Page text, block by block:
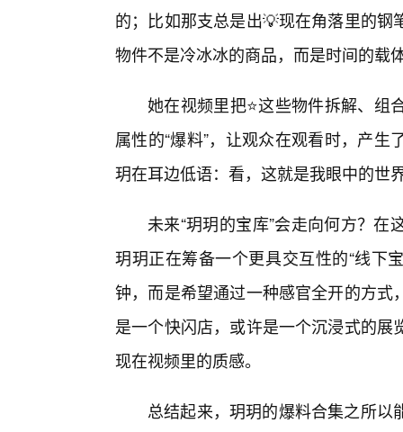
的；比如那支总是出💡现在角落里的
物件不是冷冰冰的商品，而是时间的载
她在视频里把⭐这些物件拆解、组
属性的“爆料”，让观众在观看时，产
玥在耳边低语：看，这就是我眼中的世
未来“玥玥的宝库”会走向何方？
玥玥正在筹备一个更具交互性的“线下
钟，而是希望通过一种感官全开的方
是一个快闪店，或许是一个沉浸式的
现在视频里的质感。
总结起来，玥玥的爆料合集之所